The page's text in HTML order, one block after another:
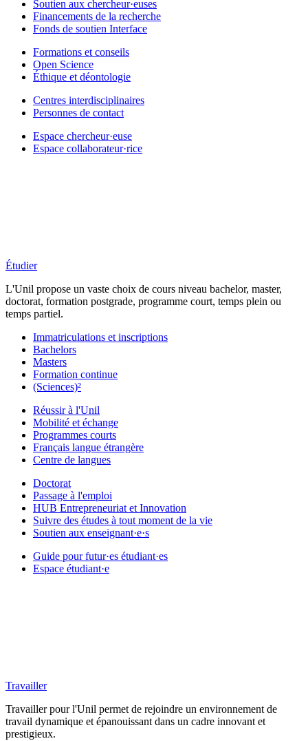
Soutien aux chercheur·euses
Financements de la recherche
Fonds de soutien Interface
Formations et conseils
Open Science
Éthique et déontologie
Centres interdisciplinaires
Personnes de contact
Espace chercheur·euse
Espace collaborateur·rice
Étudier
L'Unil propose un vaste choix de cours niveau bachelor, master,
doctorat, formation postgrade, programme court, temps plein ou
temps partiel.
Immatriculations et inscriptions
Bachelors
Masters
Formation continue
(Sciences)²
Réussir à l'Unil
Mobilité et échange
Programmes courts
Français langue étrangère
Centre de langues
Doctorat
Passage à l'emploi
HUB Entrepreneuriat et Innovation
Suivre des études à tout moment de la vie
Soutien aux enseignant·e·s
Guide pour futur·es étudiant·es
Espace étudiant·e
Travailler
Travailler pour l'Unil permet de rejoindre un environnement de
travail dynamique et épanouissant dans un cadre innovant et
prestigieux.